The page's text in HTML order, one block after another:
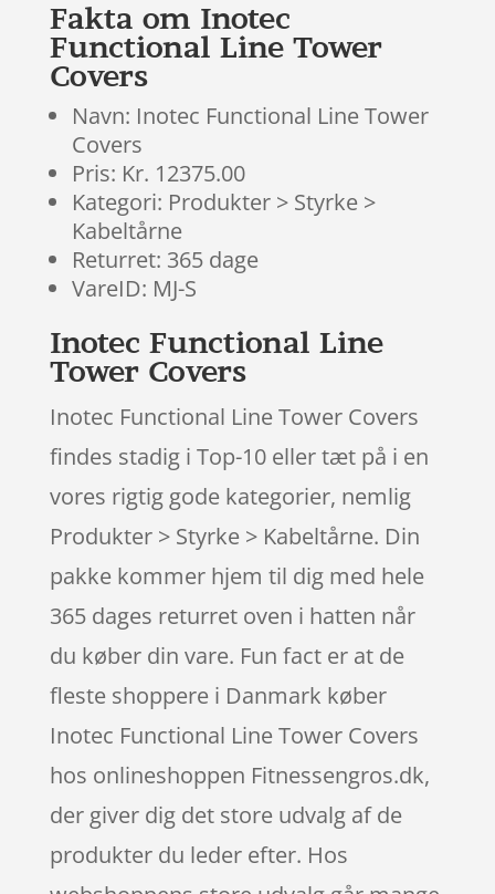
Fakta om Inotec
Functional Line Tower
Covers
Navn: Inotec Functional Line Tower
Covers
Pris: Kr. 12375.00
Kategori: Produkter > Styrke >
Kabeltårne
Returret: 365 dage
VareID: MJ-S
Inotec Functional Line
Tower Covers
Inotec Functional Line Tower Covers
findes stadig i Top-10 eller tæt på i en
vores rigtig gode kategorier, nemlig
Produkter > Styrke > Kabeltårne. Din
pakke kommer hjem til dig med hele
365 dages returret oven i hatten når
du køber din vare. Fun fact er at de
fleste shoppere i Danmark køber
Inotec Functional Line Tower Covers
hos onlineshoppen Fitnessengros.dk,
der giver dig det store udvalg af de
produkter du leder efter. Hos